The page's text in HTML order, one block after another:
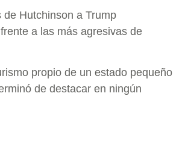
de Hutchinson a Trump
a las más agresivas de
propio de un estado pequeño
de destacar en ningún